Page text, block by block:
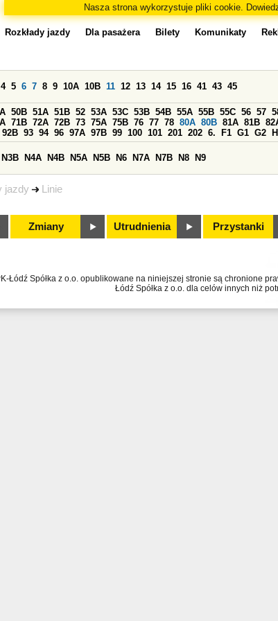
Nasza strona wykorzystuje pliki cookie.
jazdy Linie
Rozkłady jazdy Dla pasażera Bilety Komunikaty
4 5 6 7 8 9 10A 10B 11 12 13 14 15 16 41 43 45
50B 51A 51B 52 53A 53C 53B 54B 55A 55B 55C 56 57
71B 72A 72B 73 75A 75B 76 77 78 80A 80B 81A 81B
92B 93 94 96 97A 97B 99 100 101 201 202 6. F1 G1 G2 H
N3B N4A N4B N5A N5B N6 N7A N7B N8 N9
Zmiany Utrudnienia Przystanki
Łódź Spółka z o.o. opublikowane na niniejszej stronie są chronione
Łódź Spółka z o.o. dla celów innych niż